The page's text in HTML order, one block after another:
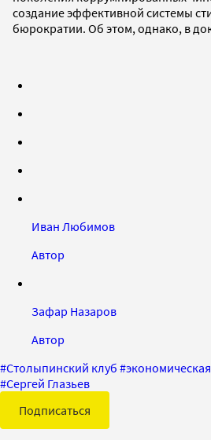
создание эффективной системы
бюрократии. Об этом, однако, в
Иван Любимов
Автор
Зафар Назаров
Автор
#Столыпинский клуб #
#Сергей Глазьев
Подписаться